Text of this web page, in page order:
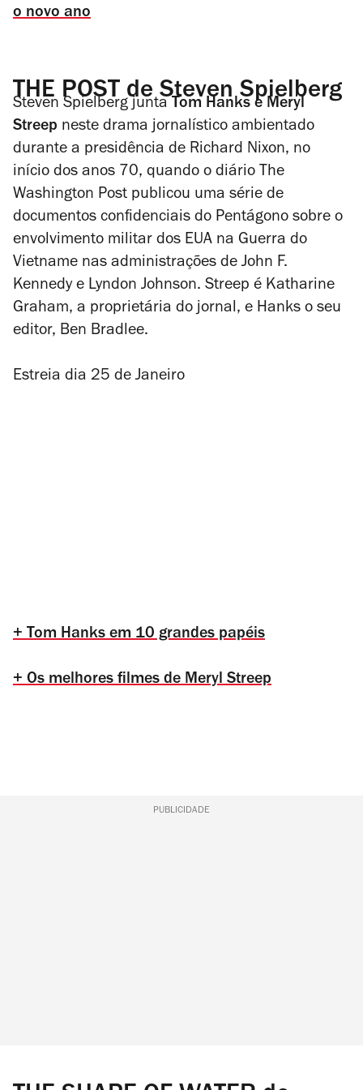
o novo ano
THE POST de Steven Spielberg
Steven Spielberg junta Tom Hanks e Meryl
Streep neste drama jornalístico ambientado
durante a presidência de Richard Nixon, no
início dos anos 70, quando o diário The
Washington Post publicou uma série de
documentos confidenciais do Pentágono sobre o
envolvimento militar dos EUA na Guerra do
Vietname nas administrações de John F.
Kennedy e Lyndon Johnson. Streep é Katharine
Graham, a proprietária do jornal, e Hanks o seu
editor, Ben Bradlee.
Estreia dia 25 de Janeiro
+ Tom Hanks em 10 grandes papéis
+ Os melhores filmes de Meryl Streep
PUBLICIDADE